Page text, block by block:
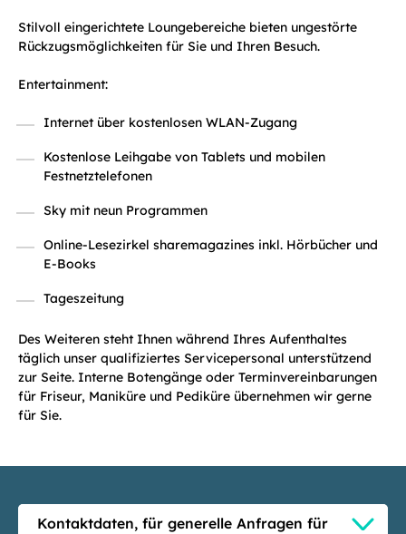
Stilvoll eingerichtete Loungebereiche bieten ungestörte
Rückzugsmöglichkeiten für Sie und Ihren Besuch.
Entertainment:
Internet über kostenlosen WLAN-Zugang
Kostenlose Leihgabe von Tablets und mobilen
Festnetztelefonen
Sky mit neun Programmen
Online-Lesezirkel sharemagazines inkl. Hörbücher und
E-Books
Tageszeitung
Des Weiteren steht Ihnen während Ihres Aufenthaltes
täglich unser qualifiziertes Servicepersonal unterstützend
zur Seite. Interne Botengänge oder Terminvereinbarungen
für Friseur, Maniküre und Pediküre übernehmen wir gerne
für Sie.
Kontaktdaten, für generelle Anfragen für